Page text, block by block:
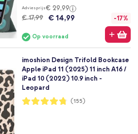
Adviesprijs€ 29,99
€ 17,99
€ 14,99 -17%
Op voorraad
imoshion Design Trifold Bookcase
Apple iPad 11 (2025) 11 inch A16 /
iPad 10 (2022) 10.9 inch -
Leopard
Waardering:
95%
(155)